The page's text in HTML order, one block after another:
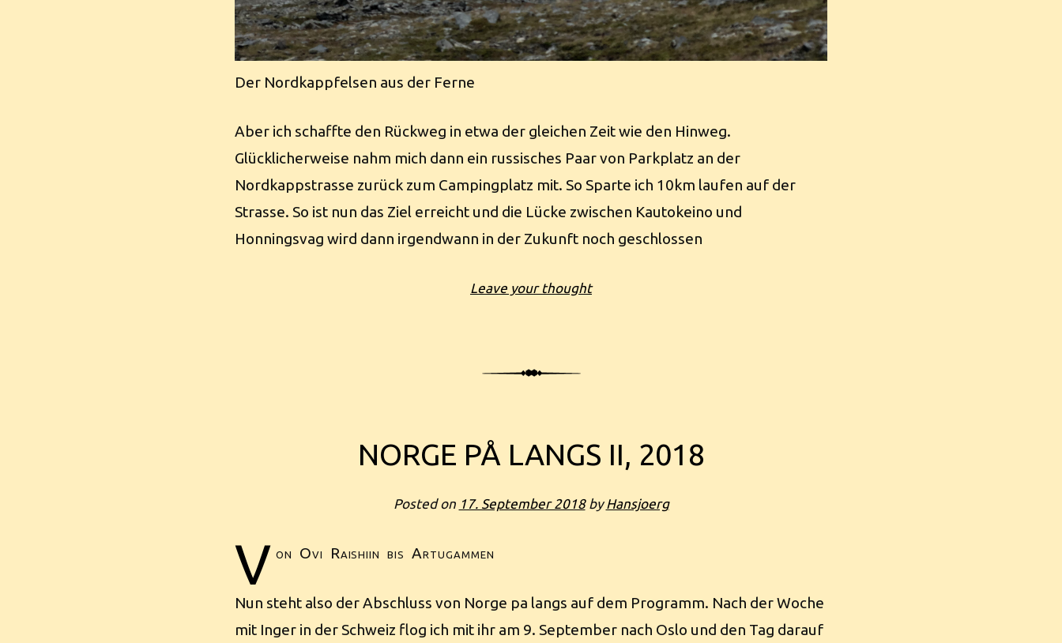
Der Nordkappfelsen aus der Ferne
Aber ich schaffte den Rückweg in etwa der gleichen Zeit wie den Hinweg.
Glücklicherweise nahm mich dann ein russisches Paar von Parkplatz an der
Nordkappstrasse zurück zum Campingplatz mit. So Sparte ich 10km laufen auf der
Strasse. So ist nun das Ziel erreicht und die Lücke zwischen Kautokeino und
Honningsvag wird dann irgendwann in der Zukunft noch geschlossen
Leave your thought
NORGE PÅ LANGS II, 2018
Posted on 17. September 2018byHansjoerg
V on Ovi Raishiin bis Artugammen
Nun steht also der Abschluss von Norge pa langs auf dem Programm. Nach der Woche
mit Inger in der Schweiz flog ich mit ihr am 9. September nach Oslo und den Tag darauf